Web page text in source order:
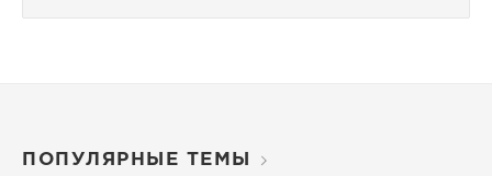
ПОПУЛЯРНЫЕ ТЕМЫ